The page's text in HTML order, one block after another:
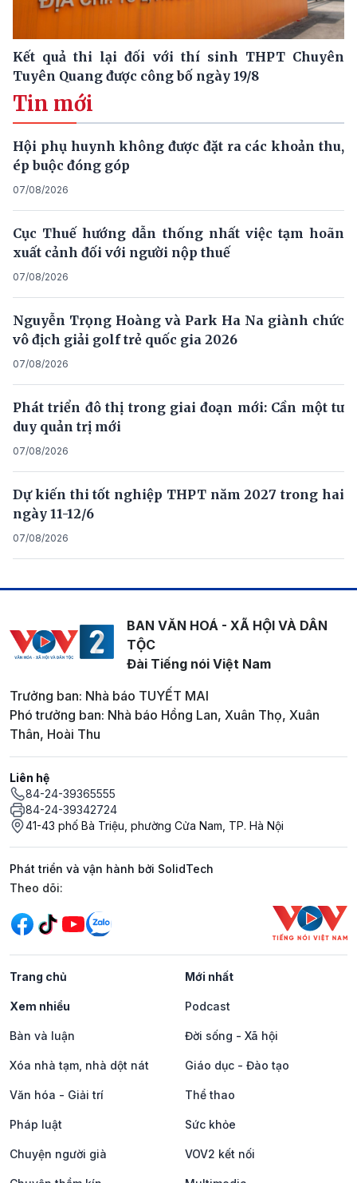
Kết quả thi lại đối với thí sinh THPT Chuyên
Tuyên Quang được công bố ngày 19/8
Tin mới
Hội phụ huynh không được đặt ra các khoản thu,
ép buộc đóng góp
07/08/2026
Cục Thuế hướng dẫn thống nhất việc tạm hoãn
xuất cảnh đối với người nộp thuế
07/08/2026
Nguyễn Trọng Hoàng và Park Ha Na giành chức
vô địch giải golf trẻ quốc gia 2026
07/08/2026
Phát triển đô thị trong giai đoạn mới: Cần một tư
duy quản trị mới
07/08/2026
Dự kiến thi tốt nghiệp THPT năm 2027 trong hai
ngày 11-12/6
07/08/2026
BAN VĂN HOÁ - XÃ HỘI VÀ DÂN
TỘC
Đài Tiếng nói Việt Nam
Trưởng ban: Nhà báo TUYẾT MAI
Phó trưởng ban: Nhà báo Hồng Lan, Xuân Thọ, Xuân
Thân, Hoài Thu
Liên hệ
84-24-39365555
84-24-39342724
41-43 phố Bà Triệu, phường Cửa Nam, TP. Hà Nội
Phát triển và vận hành bởi SolidTech
Mạng xã hội
Theo dõi:
Trang chủ Mới nhất
Xem nhiều Podcast
Bàn và luận Đời sống - Xã hội
Xóa nhà tạm, nhà dột nát Giáo dục - Đào tạo
Văn hóa - Giải trí Thể thao
Pháp luật Sức khỏe
Chuyện người già VOV2 kết nối